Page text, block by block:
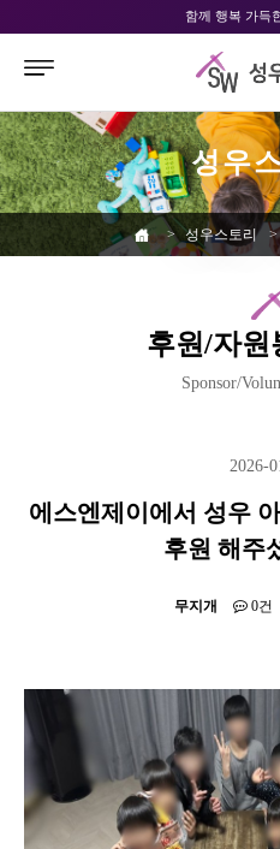
함께 행복 가득
성우
> 성우스토리 >
후원/자원
Sponsor/
2026-
에스엔제이에서 성우
후원 해주
무지개 0건